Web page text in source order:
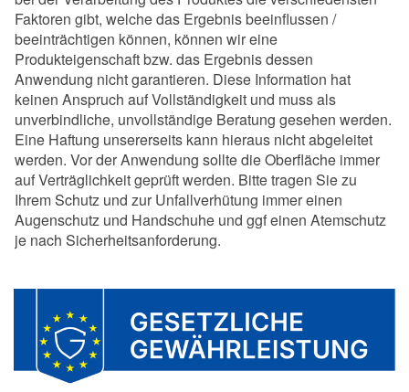
Faktoren gibt, welche das Ergebnis beeinflussen /
beeinträchtigen können, können wir eine
Produkteigenschaft bzw. das Ergebnis dessen
Anwendung nicht garantieren. Diese Information hat
keinen Anspruch auf Vollständigkeit und muss als
unverbindliche, unvollständige Beratung gesehen werden.
Eine Haftung unsererseits kann hieraus nicht abgeleitet
werden. Vor der Anwendung sollte die Oberfläche immer
auf Verträglichkeit geprüft werden. Bitte tragen Sie zu
Ihrem Schutz und zur Unfallverhütung immer einen
Augenschutz und Handschuhe und ggf einen Atemschutz
je nach Sicherheitsanforderung.